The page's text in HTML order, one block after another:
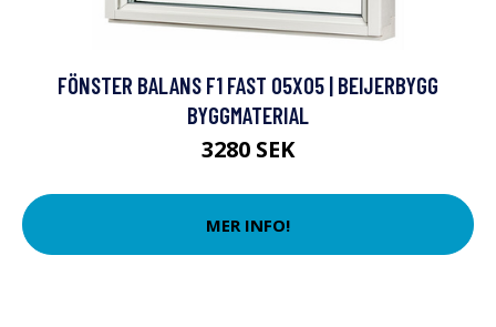
FÖNSTER BALANS F1 FAST 05X05 | BEIJERBYGG
BYGGMATERIAL
3280 SEK
MER INFO!